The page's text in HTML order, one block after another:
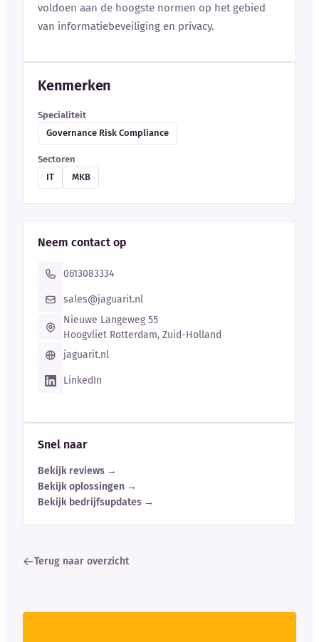
voldoen aan de hoogste normen op het gebied
van informatiebeveiliging en privacy.
Kenmerken
Specialiteit
Governance Risk Compliance
Sectoren
IT
MKB
Neem contact op
0613083334
sales@jaguarit.nl
Nieuwe Langeweg 55
Hoogvliet Rotterdam, Zuid-Holland
jaguarit.nl
LinkedIn
Snel naar
Bekijk reviews →
Bekijk oplossingen →
Bekijk bedrijfsupdates →
Terug naar overzicht